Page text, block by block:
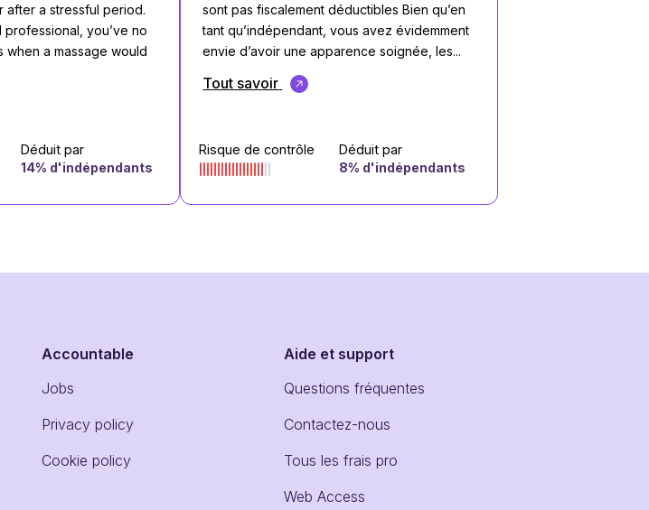
after a stressful period.
you’ve no
when a massage would
Déduit par
14% d'indépendants
sont pas fiscalement déductibles Bien qu’en
tant qu’indépendant, vous avez évidemment
envie d’avoir une apparence soignée, les...
Tout savoir
Risque de contrôle
Déduit par
8% d'indépendants
Accountable
Jobs
Privacy policy
Cookie policy
Aide et support
Questions fréquentes
Contactez-nous
Tous les frais pro
Web Access